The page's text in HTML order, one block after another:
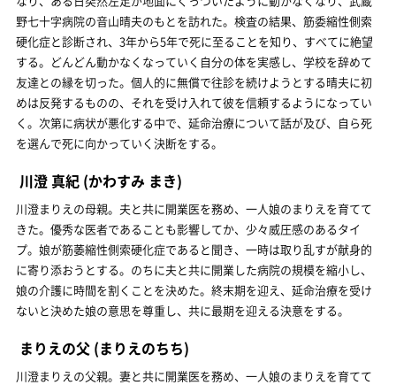
野七十字病院の音山晴夫のもとを訪れた。検査の結果、筋委縮性側索
硬化症と診断され、3年から5年で死に至ることを知り、すべてに絶望
する。どんどん動かなくなっていく自分の体を実感し、学校を辞めて
友達との縁を切った。個人的に無償で往診を続けようとする晴夫に初
めは反発するものの、それを受け入れて彼を信頼するようになってい
く。次第に病状が悪化する中で、延命治療について話が及び、自ら死
を選んで死に向かっていく決断をする。
川澄 真紀 (かわすみ まき)
川澄まりえの母親。夫と共に開業医を務め、一人娘のまりえを育てて
きた。優秀な医者であることも影響してか、少々威圧感のあるタイ
プ。娘が筋萎縮性側索硬化症であると聞き、一時は取り乱すが献身的
に寄り添おうとする。のちに夫と共に開業した病院の規模を縮小し、
娘の介護に時間を割くことを決めた。終末期を迎え、延命治療を受け
ないと決めた娘の意思を尊重し、共に最期を迎える決意をする。
まりえの父 (まりえのちち)
川澄まりえの父親。妻と共に開業医を務め、一人娘のまりえを育てて